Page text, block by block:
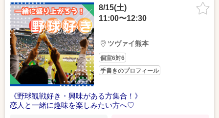
8/15(土)
11:00〜12:30
ツヴァイ熊本
個室6対6
手書きのプロフィール
《野球観戦好き・興味がある方集合！》
恋人と一緒に趣味を楽しみたい方へ♡